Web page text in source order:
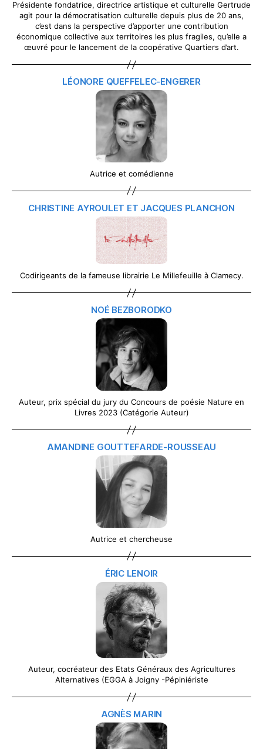
Présidente fondatrice, directrice artistique et culturelle Gertrude
agit pour la démocratisation culturelle depuis plus de 20 ans,
c’est dans la perspective d’apporter une contribution
économique collective aux territoires les plus fragiles, qu’elle a
œuvré pour le lancement de la coopérative Quartiers d’art.
LÉONORE QUEFFELEC-ENGERER
Autrice et comédienne
CHRISTINE AYROULET ET JACQUES PLANCHON
Codirigeants de la fameuse librairie Le Millefeuille à Clamecy.
NOÉ BEZBORODKO
Auteur, prix spécial du jury du Concours de poésie Nature en
Livres 2023 (Catégorie Auteur)
AMANDINE GOUTTEFARDE-ROUSSEAU
Autrice et chercheuse
ÉRIC LENOIR
Auteur, cocréateur des Etats Généraux des Agricultures
Alternatives (EGGA à Joigny -Pépiniériste
AGNÈS MARIN